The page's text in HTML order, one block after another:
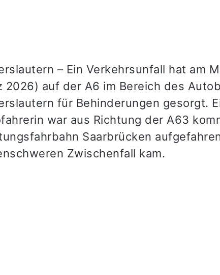
– Ein Verkehrsunfall hat am
2026) auf der A6 im Bereich des
für Behinderungen gesorgt.
war aus Richtung der A63
Saarbrücken
Zwischenfall kam.